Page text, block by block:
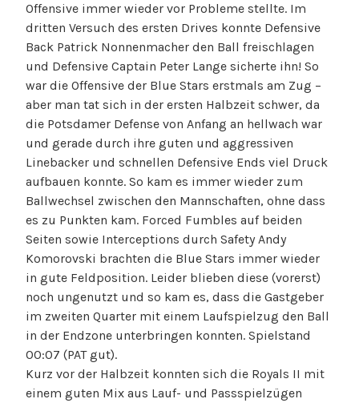
Offensive immer wieder vor Probleme stellte. Im
dritten Versuch des ersten Drives konnte Defensive
Back Patrick Nonnenmacher den Ball freischlagen
und Defensive Captain Peter Lange sicherte ihn! So
war die Offensive der Blue Stars erstmals am Zug –
aber man tat sich in der ersten Halbzeit schwer, da
die Potsdamer Defense von Anfang an hellwach war
und gerade durch ihre guten und aggressiven
Linebacker und schnellen Defensive Ends viel Druck
aufbauen konnte. So kam es immer wieder zum
Ballwechsel zwischen den Mannschaften, ohne dass
es zu Punkten kam. Forced Fumbles auf beiden
Seiten sowie Interceptions durch Safety Andy
Komorovski brachten die Blue Stars immer wieder
in gute Feldposition. Leider blieben diese (vorerst)
noch ungenutzt und so kam es, dass die Gastgeber
im zweiten Quarter mit einem Laufspielzug den Ball
in der Endzone unterbringen konnten. Spielstand
00:07 (PAT gut).
Kurz vor der Halbzeit konnten sich die Royals II mit
einem guten Mix aus Lauf- und Passspielzügen